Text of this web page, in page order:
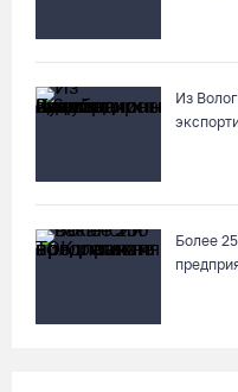
05.08.26 / 10:26
Не допустить пожаров: леса
Новое пространство с
Вологде
Из
Более